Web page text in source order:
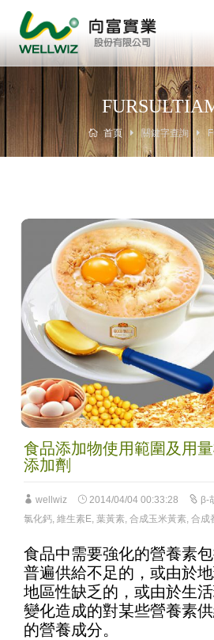
首頁 關鍵字查詢
食品添加物使用範圍及用
添加劑
wellwiz 2014/04/04 00:33:28 β-
氯化鈣, 維生素E, 葉黃素, 合成玉米黃素, 合成
食品中需要強化的營養素
普遍供給不足的，或由於
地區性缺乏的，或由於生
變化造成的對某些營養素
的營養成分。